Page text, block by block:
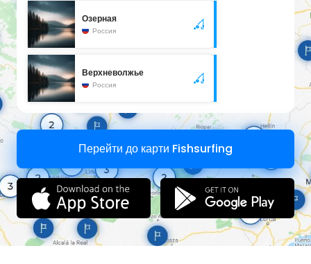
Озерная
Россия
Верхневолжье
Россия
Перейти до карти Fishsurfing